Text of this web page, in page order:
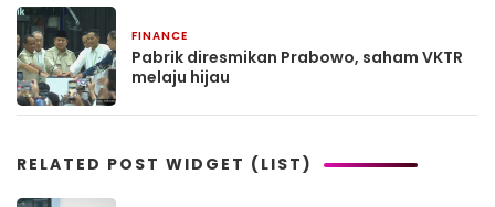
FINANCE
Pabrik diresmikan Prabowo, saham VKTR
melaju hijau
RELATED POST WIDGET (LIST)